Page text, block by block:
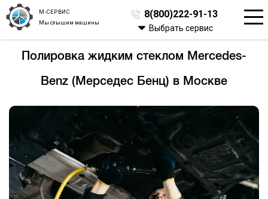
М-СЕРВИС
Мы слышим машины
8(800)222-91-13
Выбрать сервис
Полировка жидким стеклом Mercedes-
Benz (Мерседес Бенц) в Москве